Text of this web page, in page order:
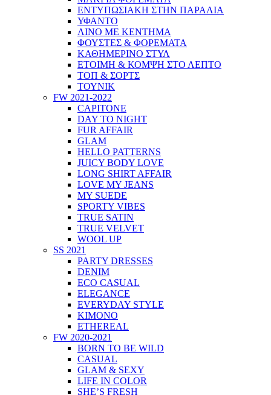
ΕΝΤΥΠΩΣΙΑΚΗ ΣΤΗΝ ΠΑΡΑΛΙΑ
ΥΦΑΝΤΟ
ΛΙΝΟ ΜΕ ΚΕΝΤΗΜΑ
ΦΟΥΣΤΕΣ & ΦΟΡΕΜΑΤΑ
ΚΑΘΗΜΕΡΙΝΟ ΣΤΥΛ
ΕΤΟΙΜΗ & ΚΟΜΨΗ ΣΤΟ ΛΕΠΤΟ
ΤΟΠ & ΣΟΡΤΣ
ΤΟΥΝΙΚ
FW 2021-2022
CAPITONE
DAY TO NIGHT
FUR AFFAIR
GLAM
HELLO PATTERNS
JUICY BODY LOVE
LONG SHIRT AFFAIR
LOVE MY JEANS
MY SUEDE
SPORTY VIBES
TRUE SATIN
TRUE VELVET
WOOL UP
SS 2021
PARTY DRESSES
DENIM
ECO CASUAL
ELEGANCE
EVERYDAY STYLE
KIMONO
ETHEREAL
FW 2020-2021
BORN TO BE WILD
CASUAL
GLAM & SEXY
LIFE IN COLOR
SHE’S FRESH